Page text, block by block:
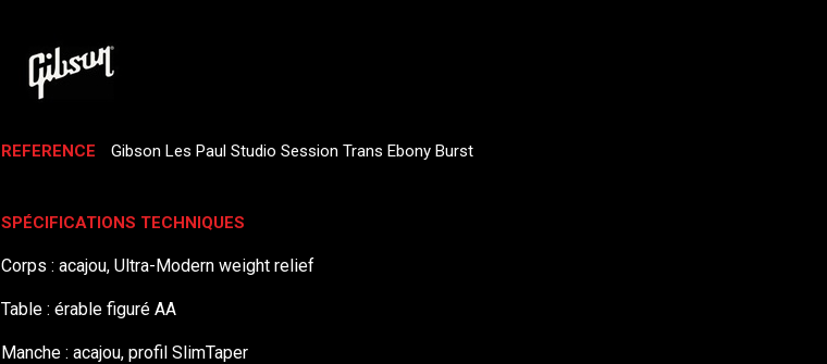
REFERENCE Gibson Les Paul Studio Session Trans Ebony Burst
SPÉCIFICATIONS TECHNIQUES
Corps : acajou, Ultra-Modern weight relief
Table : érable figuré AA
Manche : acajou, profil SlimTaper